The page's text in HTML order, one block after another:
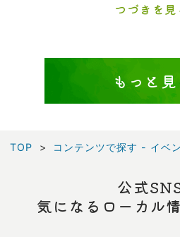
つづきを見
もっと見
TOP コンテンツで探す - イベ
公式
気になるローカル